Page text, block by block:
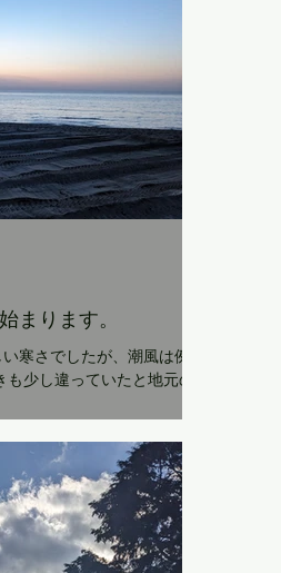
まります。
寒さでしたが、潮風は例年
少し違っていたと地元の
でなく、 店の前の道もふ
車を付けられない状態でし